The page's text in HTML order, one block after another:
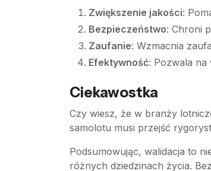
Zwiększenie jakości:
Bezpieczeństwo: Chroni
Zaufanie: Wzmacnia
Efektywność: Pozwala na
Ciekawostka
Czy wiesz, że w branży
samolotu musi przejść
Podsumowując, walidacja to
różnych dziedzinach życia.